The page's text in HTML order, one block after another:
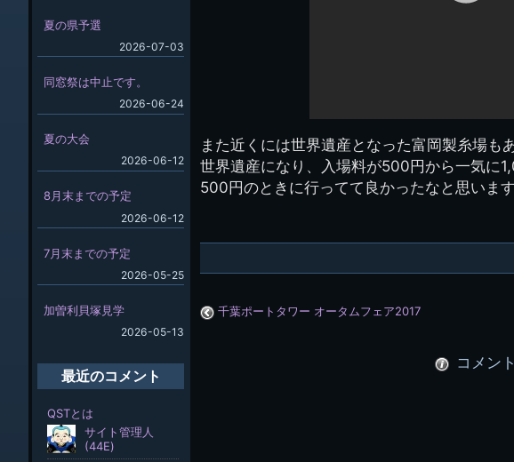
また近くには世界遺産となった富岡製糸場も
世界遺産になり、入場料が500円から一気に
500円のときに行ってて良かったなと思いま
千葉ポートタワー オータムフェア2017
コメン
夏の県予選
2026-07-03
同窓祭は中止です。
2026-06-24
夏の大会
2026-06-12
8月末までの予定
2026-06-12
7月末までの予定
2026-05-25
加曽利貝塚見学
2026-05-13
最近のコメント